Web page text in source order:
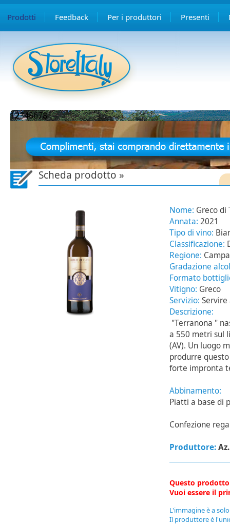
Prodotti Feedback Per i produttori Presenti
12345678
Scheda prodotto »
Nome: Greco di
Annata: 2021
Tipo di vino:
Classificazione:
Regione:
Gradazione
Formato
Vitigno: Greco
Servizio:
Descrizione:
"Terranona "
a 550 metri sul
(AV). Un luogo
produrre
forte impronta
Abbinamento:
Piatti a base di
Confezione
Produttore:
Questo
Vuoi essere il
L'immagine è a
Il produttore è